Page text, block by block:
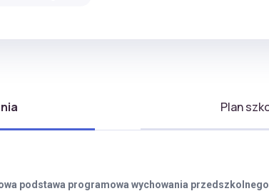
Plan
podstawa programowa wychowania